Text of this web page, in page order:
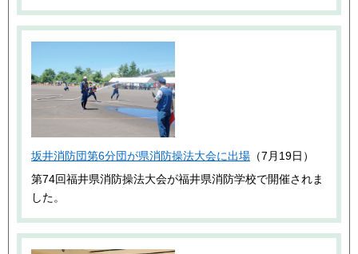
坂井消防団第6分団が県消防操法大会に出場 （7月19日）
第74回福井県消防操法大会が福井県消防学校で開催されま
した。